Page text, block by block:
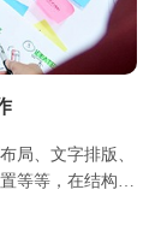
局、文字排版、
等等，在结构的